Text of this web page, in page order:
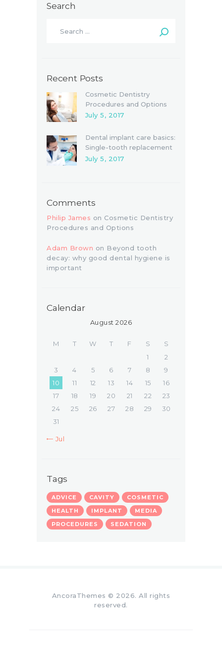
Search
Recent Posts
Cosmetic Dentistry
Procedures and Options
July 5, 2017
Dental implant care basics:
Single-tooth replacement
July 5, 2017
Comments
Philip James on Cosmetic Dentistry
Procedures and Options
Adam Brown on Beyond tooth
decay: why good dental hygiene is
important
Calendar
August 2026
M T W T F S
S
1
2
3
4 5 6 7 8
9
10
11 12 13 14 15
16
17
18 19 20 21 22
23
24
25 26 27 28 29
30
31
« Jul
Tags
ADVICE CAVITY
COSMETIC
HEALTH
IMPLANT
MEDIA
PROCEDURES
SEDATION
AncoraThemes © 2026. All rights
reserved.